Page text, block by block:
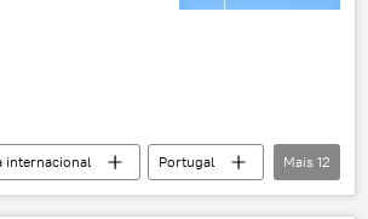
internacional
Portugal
Europa
Mais 12